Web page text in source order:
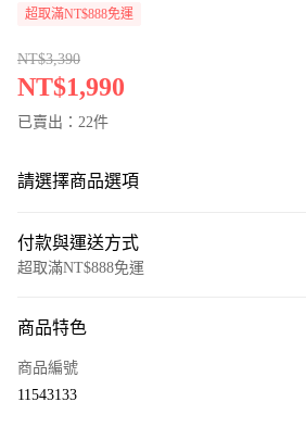
超取滿NT$888免運
NT$3,390
NT$1,990
已賣出：22件
請選擇商品選項
付款與運送方式
超取滿NT$888免運
信用卡一次付款
商品特色
商品編號
11543133